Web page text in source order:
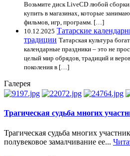
Возьмите диск LiveCD любой
купить в магазинах, которые
фильмов, игр, программ. […]
10.12.2025 Татарские
традиции Татарская культура
календарные праздники – это не
целый мир обрядов, традиций и
поколения в […]
Галерея
Трагическая судьба многих
Трагическая судьба многих
полувековое замалчивание ее...